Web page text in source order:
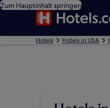
Zum Hauptinhalt springen
Hotels Hotels in USA